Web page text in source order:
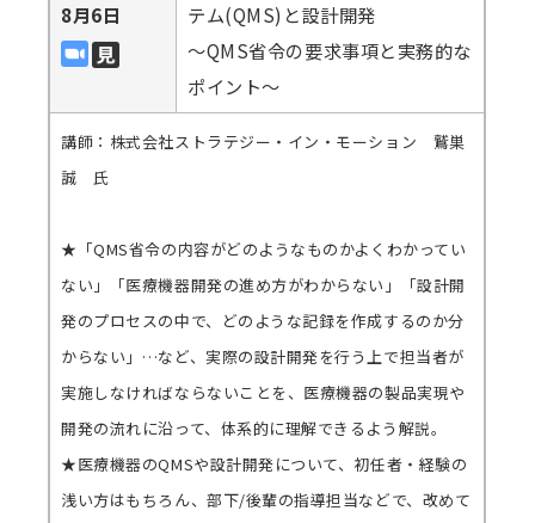
8月6日
テム(QMS)と設計開発
～QMS省令の要求事項と実務的な
ポイント～
講師：株式会社ストラテジー・イン・モーション 鷲巣
誠 氏
★「QMS省令の内容がどのようなものかよくわかってい
ない」「医療機器開発の進め方がわからない」「設計開
発のプロセスの中で、どのような記録を作成するのか分
からない」…など、実際の設計開発を行う上で担当者が
実施しなければならないことを、医療機器の製品実現や
開発の流れに沿って、体系的に理解できるよう解説。
★医療機器のQMSや設計開発について、初任者・経験の
浅い方はもちろん、部下/後輩の指導担当などで、改めて